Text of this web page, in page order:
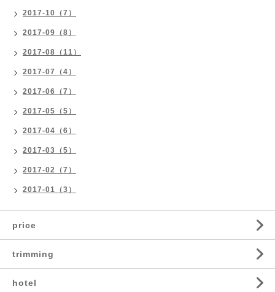
2017-10（7）
2017-09（8）
2017-08（11）
2017-07（4）
2017-06（7）
2017-05（5）
2017-04（6）
2017-03（5）
2017-02（7）
2017-01（3）
price
trimming
hotel